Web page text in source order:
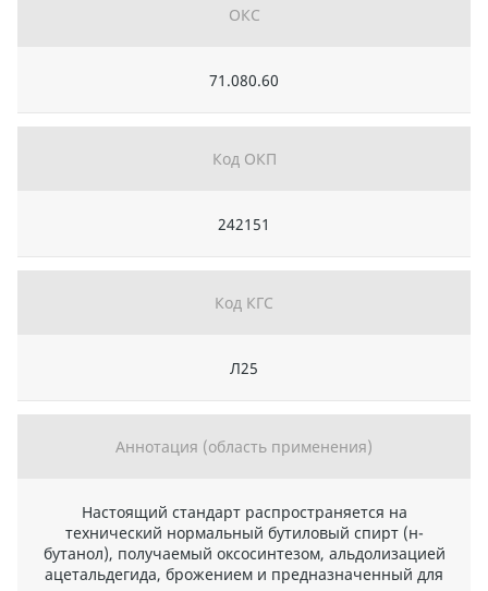
ОКС
71.080.60
Код ОКП
242151
Код КГС
Л25
Аннотация (область применения)
Настоящий стандарт распространяется на
технический нормальный бутиловый спирт (н-
бутанол), получаемый оксосинтезом, альдолизацией
ацетальдегида, брожением и предназначенный для